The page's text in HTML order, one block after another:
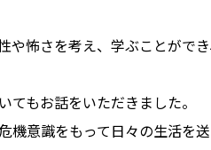
や怖さを考え、学ぶことがで
もお話をいただきました。
意識をもって日々の生活を送